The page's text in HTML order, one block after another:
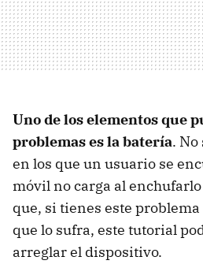
Uno de los elementos que
problemas es la batería. No
en los que un usuario se
móvil no carga al
que, si tienes este
que lo sufra, este tutorial
arreglar el dispositivo.